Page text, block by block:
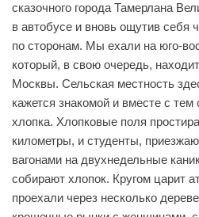
сказочного города Тамерлана
в автобусе и вновь ощутив себя
по сторонам. Мы ехали на юго-
который, в свою очередь,
Москвы. Сельская местность
кажется знакомой и вместе с тем
хлопка. Хлопковые поля
километры, и студенты,
вагонами на двухнедельные
собирают хлопок. Кругом царит
проехали через несколько